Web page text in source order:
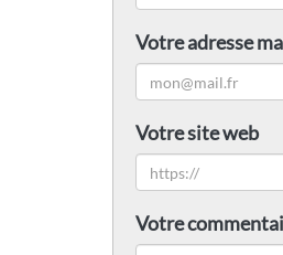
Votre adresse
Votre site web
Votre